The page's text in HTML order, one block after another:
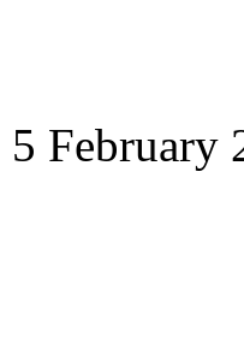
5 February